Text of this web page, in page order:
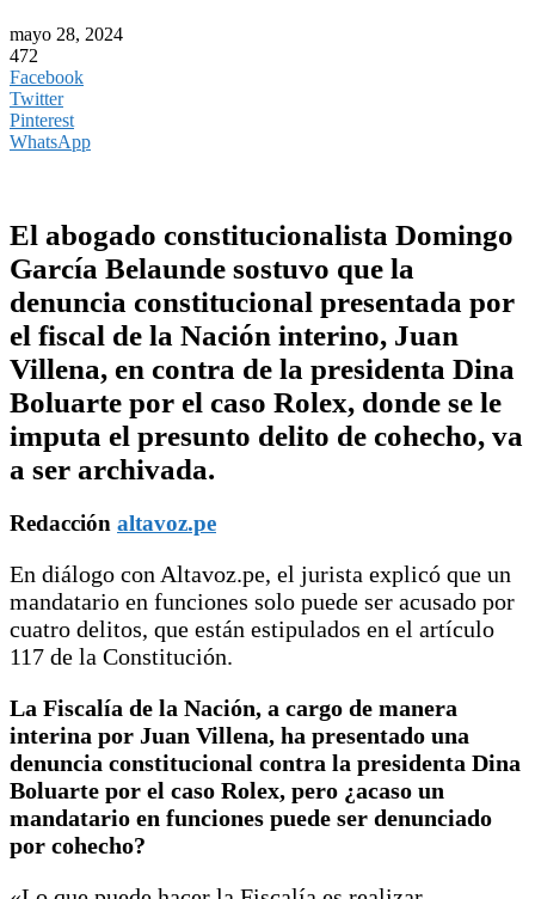
mayo 28, 2024
472
Facebook
Twitter
Pinterest
WhatsApp
El abogado constitucionalista Domingo
García Belaunde sostuvo que la
denuncia constitucional presentada por
el fiscal de la Nación interino, Juan
Villena, en contra de la presidenta Dina
Boluarte por el caso Rolex, donde se le
imputa el presunto delito de cohecho, va
a ser archivada.
Redacción altavoz.pe
En diálogo con Altavoz.pe, el jurista explicó que un
mandatario en funciones solo puede ser acusado por
cuatro delitos, que están estipulados en el artículo
117 de la Constitución.
La Fiscalía de la Nación, a cargo de manera
interina por Juan Villena, ha presentado una
denuncia constitucional contra la presidenta Dina
Boluarte por el caso Rolex, pero ¿acaso un
mandatario en funciones puede ser denunciado
por cohecho?